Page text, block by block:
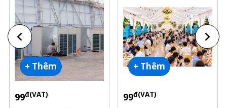
+ Thêm
99đ(VAT)
+ Thêm
99đ(VAT)